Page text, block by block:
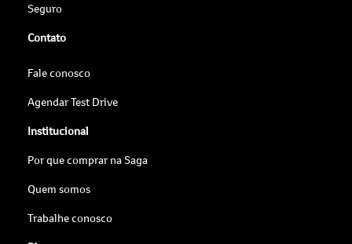
Seguro
Contato
Fale conosco
Agendar Test Drive
Institucional
Por que comprar na Saga
Quem somos
Trabalhe conosco